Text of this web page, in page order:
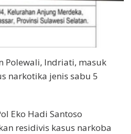
Polewali, Indriati, masuk
narkotika jenis sabu 5
Eko Hadi Santoso
residivis kasus narkoba